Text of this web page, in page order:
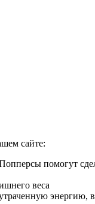
сайте:
помогут
веса
энергию,